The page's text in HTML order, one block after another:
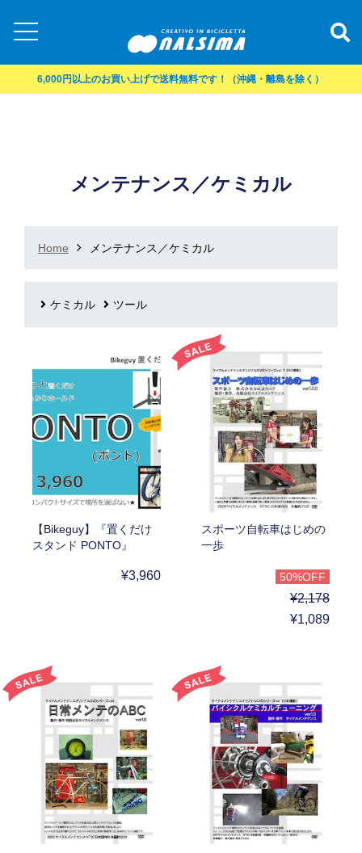
6,000円以上のお買い上げで送料無料です！（沖縄・離島を除く）
メンテナンス／ケミカル
Home メンテナンス／ケミカル
ケミカル ツール
【Bikeguy】『置くだけ
スタンド PONTO』
¥3,960
スポーツ自転車はじめの
一歩
50%OFF
¥2,178
¥1,089